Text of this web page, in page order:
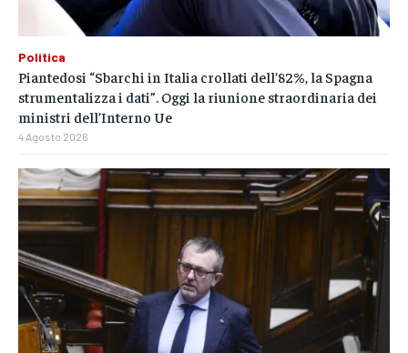
Politica
Piantedosi “Sbarchi in Italia crollati dell’82%, la Spagna
strumentalizza i dati”. Oggi la riunione straordinaria dei
ministri dell’Interno Ue
4 Agosto 2026